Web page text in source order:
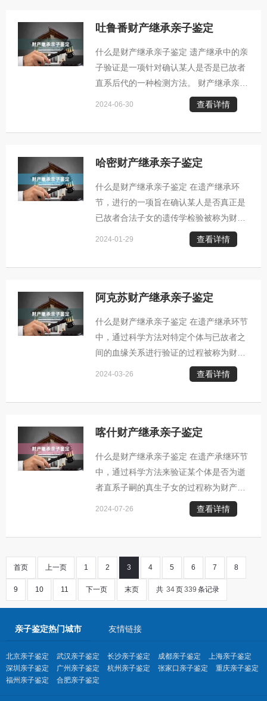
的个人是否真正具备此身份表示怀疑，就
系。 2. 保障非婚生子女的合法权益：对
于那些未正式注册的非婚生子女，他们往
往面临无法享受法定继承权的困境。借助
亲子鉴定技术，可以明确确定其与被继承
吐鲁番财产继承亲子鉴定
什么是财产继承亲子鉴定 遗产继承中的亲
子验证是一项针对确认某人是否是已故者
直系后代的一种检测方法。 财产继承亲子
鉴定通常发生的几种情况： 1. 遗产继承
纠纷：当涉及遗产分配问题时，若有人对
则可能需要启动亲子鉴定程序来澄清事
未经法定注册的非婚生子女，往往面临无
继承权的困境。借助亲子鉴定技术，可以
明确他们与被继承人之间的生物联系，进
而帮助他们合法获得应有的遗产分配。 3.
2024-06-30 查看详情
哈密财产继承亲子鉴定
什么是财产继承亲子鉴定 在遗产继承环
节，进行的一项旨在确认某人是否真正是
已故者合法子女的遗传学检验被称为财产
继承亲子验证。 财产继承亲子鉴定通常发
生的几种情况： 1. 遗产继承纠纷：当涉
并非真正的亲生子女，就可能需要实施亲
子女的合法权益：对于那些未经法定婚姻
程序出生的孩子，他们或许不具备法定的
遗产继承资格。进行亲子鉴定有助于明确
其与遗产继承人之间的血缘联系，进而帮
2024-01-29 查看详情
阿克苏财产继承亲子鉴定
什么是财产继承亲子鉴定 在遗产继承环节
中，通过科学方法对特定个体与已故者之
间的血缘关系进行验证的过程被称为财产
继承亲子鉴定，旨在确认该个体是否是已
故者的直系后代。 财产继承亲子鉴定通常
的资格产生异议，例如对某位自称为继承
能需要启动亲子验证程序。 2. 保障非婚
生子女合法权益：对于那些未经正式注册
的非婚生子女而言，他们可能面临无法享
有法定继承权的困境。而进行亲子鉴定有
2024-03-26 查看详情
喀什财产继承亲子鉴定
什么是财产继承亲子鉴定 在遗产承继环节
中，通过科学方法来验证某个体是否为逝
者直系子嗣的真生子女的过程称为财产继
承亲子鉴定。 财产继承亲子鉴定通常发生
的几种情况： 1. 遗产继承纠纷：在分配
的子女地位表示怀疑，那么可能需要借助
DNA检验来确认其与遗产所有者的亲属关
系。 2. 保障非婚生儿合法权益：对于那
或许无法享有法定的遗产继承权利。进行
2024-07-26 查看详情
首页 上一页 1 2 3 4 5 6 7 8
9 10 11 下一页 末页 共 34页339 条记录
亲子鉴定热门城市 友情链接
北京亲子鉴定 武汉亲子鉴定 长沙亲子鉴定 成都亲子鉴定
上海亲子鉴定
深圳亲子鉴定
广州亲子鉴定 杭州亲子鉴定 张家口亲子鉴定
重庆亲子鉴定
福州亲子鉴定
合肥亲子鉴定